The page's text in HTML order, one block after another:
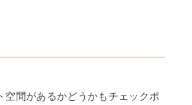
間があるかどうかもチェックポ